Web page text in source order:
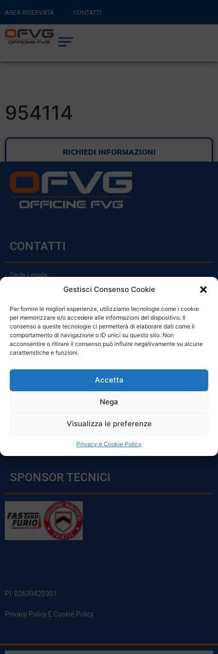
Gestisci Consenso Cookie
Per fornire le migliori esperienze, utilizziamo tecnologie come i cookie
per memorizzare e/o accedere alle informazioni del dispositivo. Il
consenso a queste tecnologie ci permetterà di elaborare dati come il
comportamento di navigazione o ID unici su questo sito. Non
acconsentire o ritirare il consenso può influire negativamente su alcune
caratteristiche e funzioni.
Accetta
Nega
Visualizza le preferenze
Privacy e Cookie Policy
AREA RISERVATA CONTATTI
RITORNA AL SITO PRINCIPALE
CARRELLO
954114
RICHIEDI INFORMAZIONI
CONTATTI
Sede Legale:
Via Principe Di Udine 144
clienti@officinefvg.it
info@officinefvg.it
posta@officinefvgpec.It
ORARI
Sabato: 8:00 – 12:00
SPONSOR TECNICI
P.I. 02630420301
Privacy Policy E Cookie Policy